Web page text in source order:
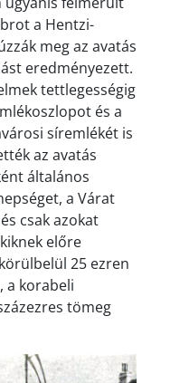
a Hentzi-
meg az avatás
eredményezett.
tettlegességig
és a
síremlékét is
az avatás
általános
a Várat
csak azokat
előre
25 ezren
a korabeli
tömeg